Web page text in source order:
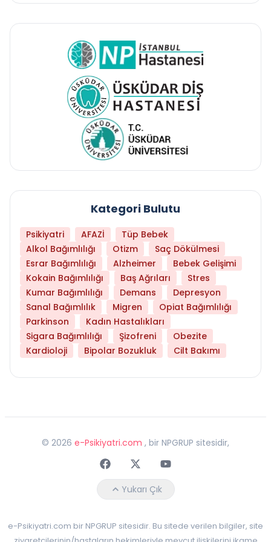
Kategori Bulutu
Psikiyatri AFAZİ
Tüp Bebek
Alkol Bağımlılığı
Otizm
Saç Dökülmesi
Esrar Bağımlılığı
Alzheimer
Bebek Gelişimi
Kokain Bağımlılığı
Baş Ağrıları
Stres
Kumar Bağımlılığı
Demans
Depresyon
Sanal Bağımlılık
Migren
Opiat Bağımlılığı
Parkinson
Kadın Hastalıkları
Sigara Bağımlılığı
Şizofreni
Obezite
Kardioloji
Bipolar Bozukluk Cilt Bakımı
© 2026 e-Psikiyatri.com , bir NPGRUP sitesidir,
FaceebokTwitterYoutube
Yukarı Çık
e-Psikiyatri.com bir NPGRUP sitesidir. Bu sitede verilen bilgiler, site